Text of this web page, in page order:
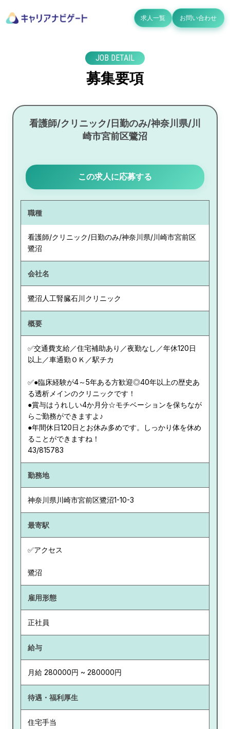
求人一覧 お問い合わせ
JOB DETAIL
募集要項
看護師/クリニック/日勤のみ/神奈川県/川
崎市宮前区鷺沼
この求人に応募する
職種
看護師/クリニック/日勤のみ/神奈川県/川崎市宮前区
鷺沼
会社名
鷺沼人工腎臓石川クリニック
概要
✅交通費支給／住宅補助あり／夜勤なし／年休120日
以上／車通勤ＯＫ／駅チカ
✅●臨床経験が4～5年ある方歓迎◎40年以上の歴史あ
る透析メインのクリニックです！
●賞与はうれしい4か月分☆モチベーションを保ちなが
らご勤務ができますよ♪
●年間休日120日とお休み多めです。しっかり体を休め
ることができますね！
43/815783
勤務地
神奈川県 川崎市宮前区鷺沼1-10-3
最寄駅
✅アクセス
鷺沼
雇用形態
正社員
給与
月給 280000円 ~ 280000円
待遇・福利厚生
住宅手当